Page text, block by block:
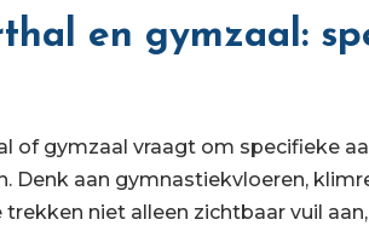
en gymzaal:
of gymzaal vraagt om specifieke
Denk aan gymnastiekvloeren,
niet alleen zichtbaar vuil